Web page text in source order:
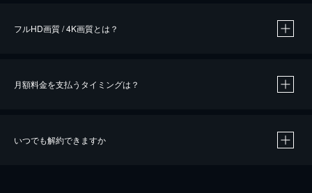
※40％ポイント還元の対象は、クレジットカード決済による作品の購入 / レンタルです。
iOSアプリのUコイン決済による作品の購入 / レンタルは、20％のポイント還元です。
フルHD画質 / 4K画質とは？
月額料金を支払うタイミングは？
いつでも解約できますか